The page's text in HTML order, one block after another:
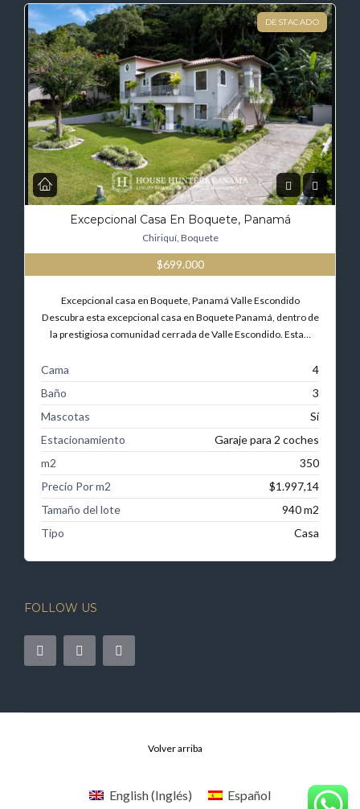
DESTACADO
Excepcional Casa En Boquete, Panamá
Chiriquí, Boquete
$699.000
Excepcional casa en Boquete, Panamá Valle Escondido
Descubra esta excepcional casa en Boquete Panamá, dentro de
la prestigiosa comunidad cerrada de Valle Escondido. Esta…
Cama
4
Baño
3
Mascotas
Sí
Estacionamiento
Garaje para 2 coches
m2
350
Precio Por m2
$1.997,14
Tamaño del lote
940 m2
Tipo
Casa
FOLLOW US
Volver arriba
English(Inglés) Español